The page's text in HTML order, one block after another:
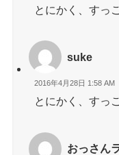
とにかく、すっ
suke
2016年4月28日 1:58 AM
とにかく、すっ
おっさん